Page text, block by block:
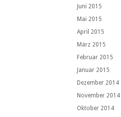
Juni 2015
Mai 2015
April 2015
März 2015
Februar 2015
Januar 2015
Dezember 2014
November 2014
Oktober 2014